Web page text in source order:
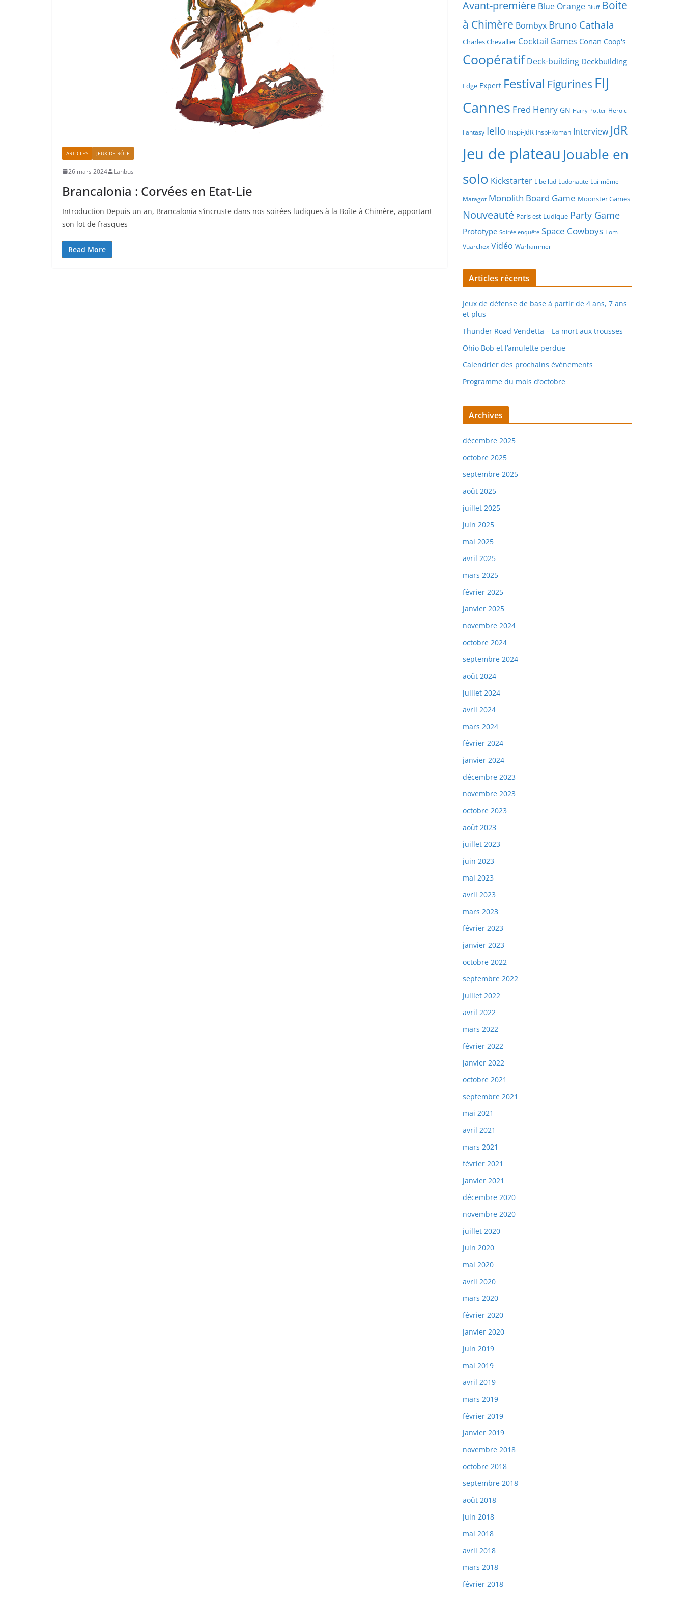
ARTICLES JEUX DE RÔLE
26 mars 2024 Lanbus
Brancalonia : Corvées en Etat-Lie
Introduction Depuis un an, Brancalonia s’incruste dans nos soirées ludiques à la Boîte à Chimère, apportant
son lot de frasques
Read More
Avant-première Blue Orange Bluff Boite
à Chimère Bombyx Bruno Cathala
Charles Chevallier Cocktail Games Conan Coop's
Coopératif Deck-building Deckbuilding
Edge Expert Festival Figurines FIJ
Cannes Fred Henry GN Harry Potter Heroic
Fantasy Iello Inspi-JdR Inspi-Roman Interview JdR
Jeu de plateau Jouable en
solo Kickstarter Libellud Ludonaute Lui-même
Matagot Monolith Board Game Moonster Games
Nouveauté Paris est Ludique Party Game
Prototype Soirée enquête Space Cowboys Tom
Vuarchex Vidéo Warhammer
Articles récents
Jeux de défense de base à partir de 4 ans, 7 ans
et plus
Thunder Road Vendetta – La mort aux trousses
Ohio Bob et l’amulette perdue
Calendrier des prochains événements
Programme du mois d’octobre
Archives
décembre 2025
octobre 2025
septembre 2025
août 2025
juillet 2025
juin 2025
mai 2025
avril 2025
mars 2025
février 2025
janvier 2025
novembre 2024
octobre 2024
septembre 2024
août 2024
juillet 2024
avril 2024
mars 2024
février 2024
janvier 2024
décembre 2023
novembre 2023
octobre 2023
août 2023
juillet 2023
juin 2023
mai 2023
avril 2023
mars 2023
février 2023
janvier 2023
octobre 2022
septembre 2022
juillet 2022
avril 2022
mars 2022
février 2022
janvier 2022
octobre 2021
septembre 2021
mai 2021
avril 2021
mars 2021
février 2021
janvier 2021
décembre 2020
novembre 2020
juillet 2020
juin 2020
mai 2020
avril 2020
mars 2020
février 2020
janvier 2020
juin 2019
mai 2019
avril 2019
mars 2019
février 2019
janvier 2019
novembre 2018
octobre 2018
septembre 2018
août 2018
juin 2018
mai 2018
avril 2018
mars 2018
février 2018